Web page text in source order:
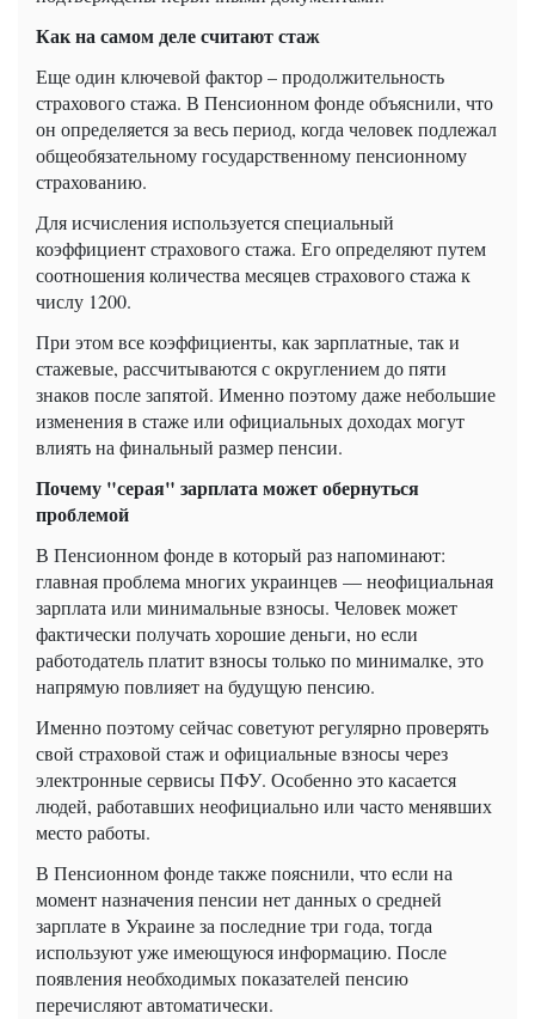
Как на самом деле считают стаж
Еще один ключевой фактор – продолжительность
страхового стажа. В Пенсионном фонде объяснили, что
он определяется за весь период, когда человек подлежал
общеобязательному государственному пенсионному
страхованию.
Для исчисления используется специальный
коэффициент страхового стажа. Его определяют путем
соотношения количества месяцев страхового стажа к
числу 1200.
При этом все коэффициенты, как зарплатные, так и
стажевые, рассчитываются с округлением до пяти
знаков после запятой. Именно поэтому даже небольшие
изменения в стаже или официальных доходах могут
влиять на финальный размер пенсии.
Почему "серая" зарплата может обернуться
проблемой
В Пенсионном фонде в который раз напоминают:
главная проблема многих украинцев — неофициальная
зарплата или минимальные взносы. Человек может
фактически получать хорошие деньги, но если
работодатель платит взносы только по минималке, это
напрямую повлияет на будущую пенсию.
Именно поэтому сейчас советуют регулярно проверять
свой страховой стаж и официальные взносы через
электронные сервисы ПФУ. Особенно это касается
людей, работавших неофициально или часто менявших
место работы.
В Пенсионном фонде также пояснили, что если на
момент назначения пенсии нет данных о средней
зарплате в Украине за последние три года, тогда
используют уже имеющуюся информацию. После
появления необходимых показателей пенсию
перечисляют автоматически.